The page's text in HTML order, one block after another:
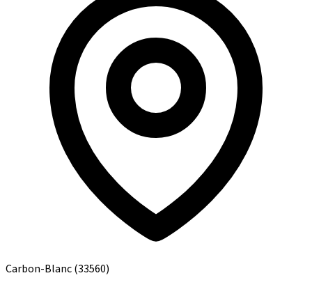
Carbon-Blanc(33560)